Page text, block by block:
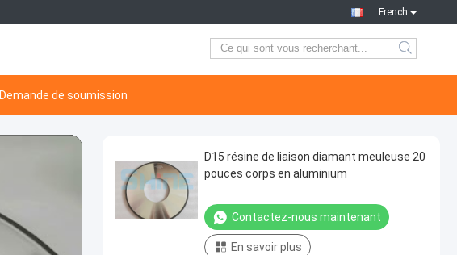
French
Demande de soumission
D15 résine de liaison diamant meuleuse 20
pouces corps en aluminium
Contactez-nous maintenant
En savoir plus